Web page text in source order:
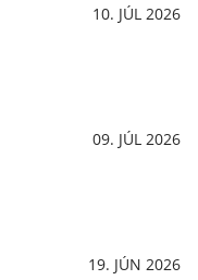
10. JÚL 2026
09. JÚL 2026
19. JÚN 2026